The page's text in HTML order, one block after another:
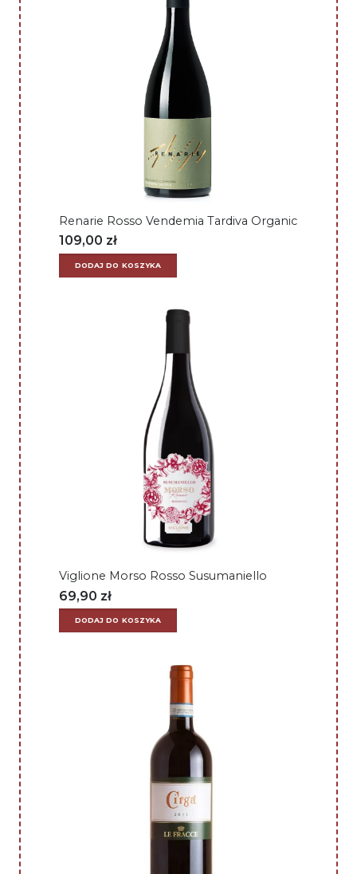
Renarie Rosso Vendemia Tardiva Organic
109,00 zł
DODAJ DO KOSZYKA
Viglione Morso Rosso Susumaniello
69,90 zł
DODAJ DO KOSZYKA